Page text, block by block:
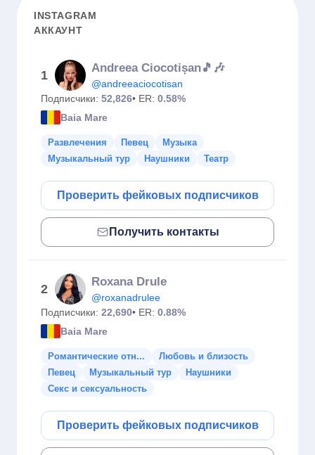
INSTAGRAM
АККАУНТ
1
Andreea Ciocotișan🎵🎶
@andreeaciocotisan
Подписчики: 52,826• ER: 0.58%
Baia Mare
Развлечения Певец
Музыка
Музыкальный тур
Наушники Театр
Проверить фейковых подписчиков
Получить контакты
2
Roxana Drule
@roxanadrulee
Подписчики: 22,690• ER: 0.88%
Baia Mare
Романтические отн...
Любовь и близость
Певец
Музыкальный тур
Наушники
Секс и сексуальность
Проверить фейковых подписчиков